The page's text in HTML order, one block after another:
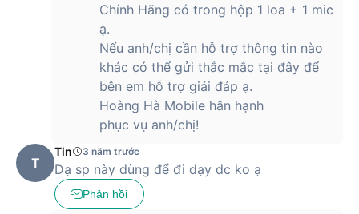
với các thiết bị khác nhanh chóng và ổn định qua công nghệ
bluetooth 5.3 hoặc kết nối wifi 2.4 GHz. Thiết bị sẽ được kết
nối trong phạm vi lên tới 10m. Người dùng sẽ không cảm
thấy bị giật, lag hoặc gián đoạn trải nghiệm nghe khi đang
kết nối. Sản phẩm loa Karaoke Mini HAVIT SK819BT chính
hãng tương thích tốt với hầu hết các thiết bị phổ biến trên thị
trường như điện thoại thôg minh, laptop,...
Loa Karaoke Mini HAVIT SK819BT chính hãng
giá bao nhiêu?
Loa Karaoke Mini HAVIT SK819BT chính hãng nằm trong
phân khúc rẻ, phải chăng khoảng chưa tới 500.000 đồng. Nó
Chính Hãng có trong hộp 1 loa + 1 mic
ạ.
Nếu anh/chị cần hỗ trợ thông tin nào
khác có thể gửi thắc mắc tại đây để
bên em hỗ trợ giải đáp ạ.
Hoàng Hà Mobile hân hạnh
phục vụ anh/chị!
T
Tin 3 năm trước
Dạ sp này dùng để đi dạy dc ko ạ
Phản hồi